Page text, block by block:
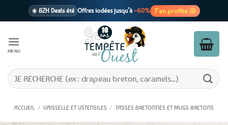
☀️ BZH Deals été Offres iodées jusqu’à –60% J’en profite 🐚
1 cadeau offertdès 39€ d’achats
En point relais dès 3,95€ seulement
MENU
Recherche
pour :
ACCUEIL / VAISSELLE ET USTENSILES / TASSES BRETONNES ET MUGS BRETONS